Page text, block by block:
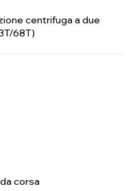
centrifuga a due
68T)
corsa